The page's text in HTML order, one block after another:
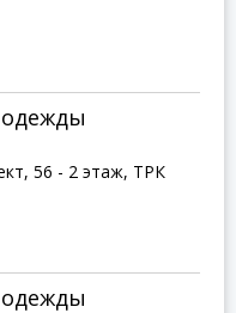
56 - 2 этаж, ТРК